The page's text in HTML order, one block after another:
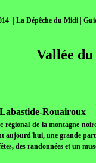
| La Dépêche du Midi |
Vallée
Rouairoux
de la montagne
aujourd'hui, une grande
des randonnées et un